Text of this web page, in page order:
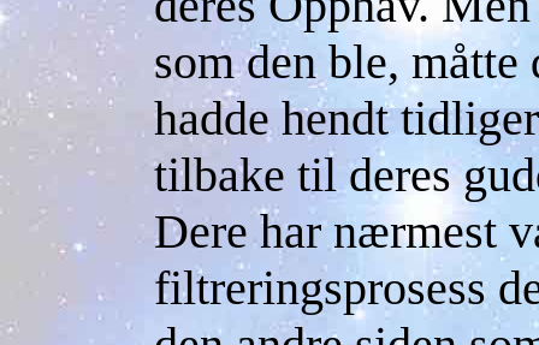
som den ble, måtte
hadde hendt
tilbake til deres
Dere har nærmest
filtreringsprosess